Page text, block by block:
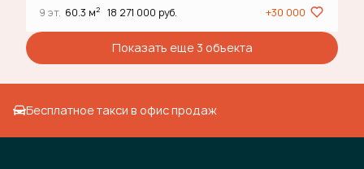
9 эт. 60.3 м2 18 271 000 руб. +30 000
Показать еще 3 объектa
Бесплатное такси в офис продаж